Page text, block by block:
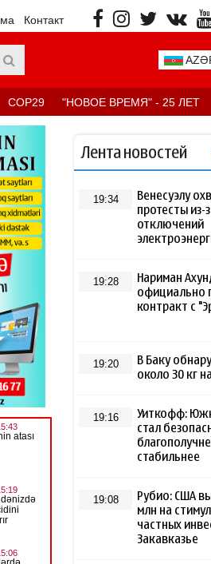
Контакт
COP29 "НОВОЕ ВРЕМЯ" - 25 ЛЕТ
Лента новостей
19:34
Венесуэлу
протесты
отключений
19:28
Нариман
официально
контракт с
19:20
В Баку
около 30 кг
19:16
Уиткофф:
стал
стабильнее
19:08
Рубио: США
млн на
частных
Закавказье